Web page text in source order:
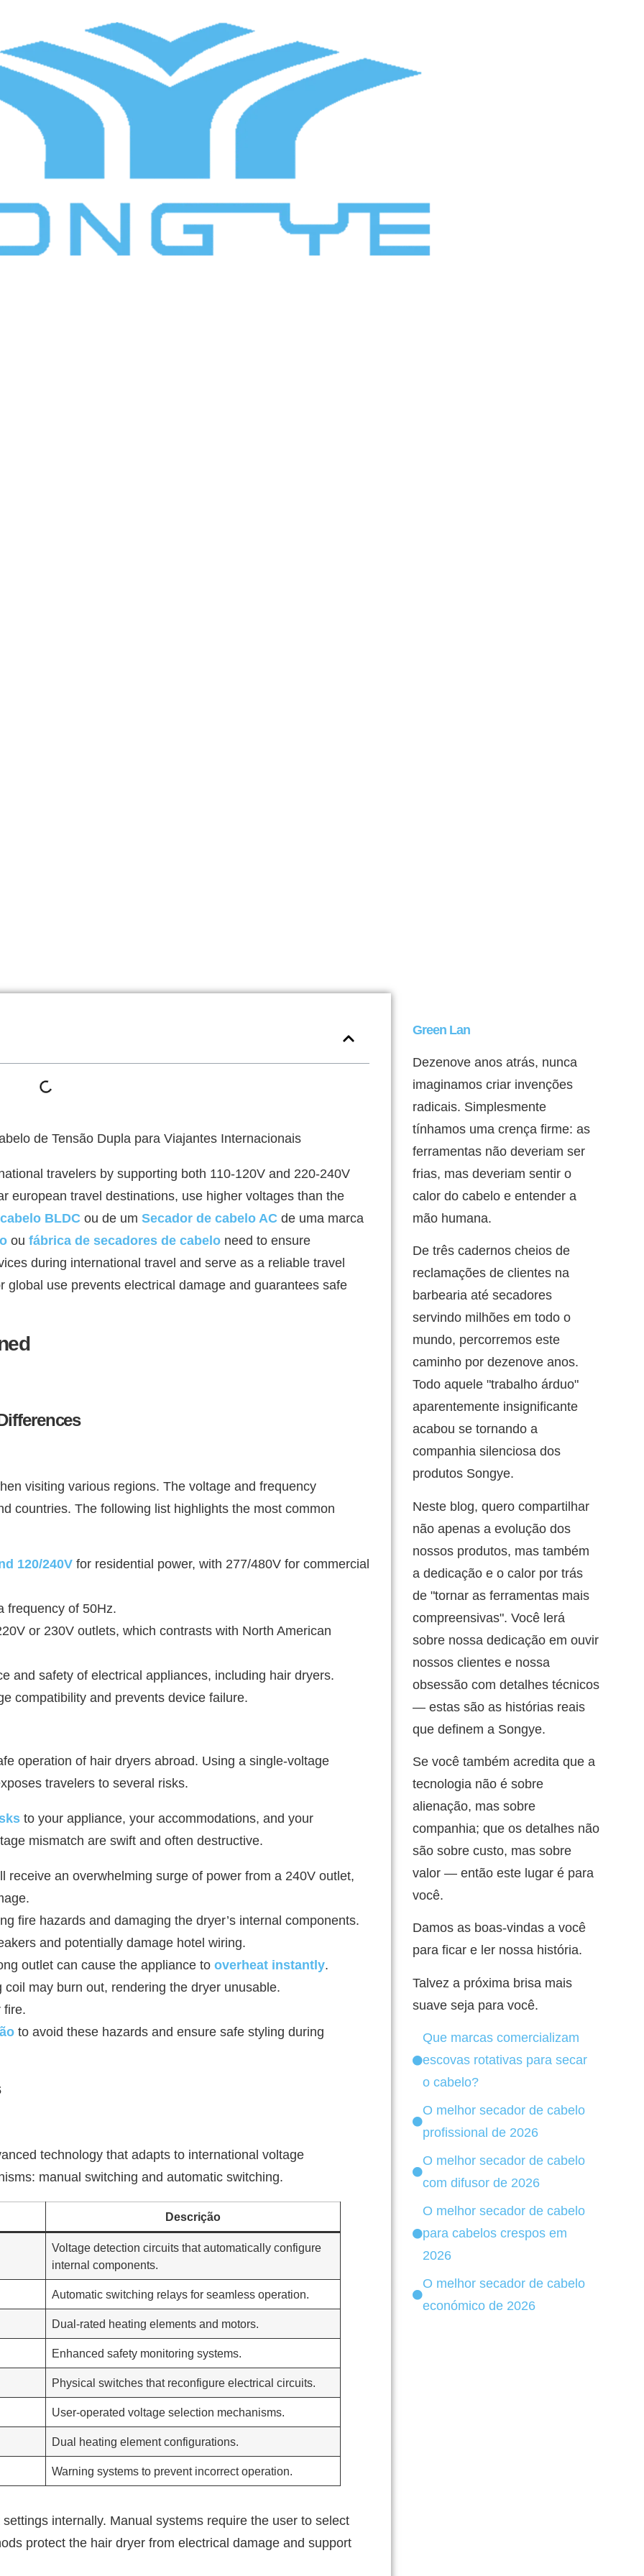
travelers by supporting both 110-120V and 220-240V
european travel destinations, use higher voltages than the
BLDC ou de um Secador de cabelo AC de uma marca
ou fábrica de secadores de cabelo need to ensure
during international travel and serve as a reliable travel
use prevents electrical damage and guarantees safe
visiting various regions. The voltage and frequency
countries. The following list highlights the most common
120/240V for residential power, with 277/480V for commercial
frequency of 50Hz.
or 230V outlets, which contrasts with North American
and safety of electrical appliances, including hair dryers.
compatibility and prevents device failure.
operation of hair dryers abroad. Using a single-voltage
travelers to several risks.
to your appliance, your accommodations, and your
mismatch are swift and often destructive.
receive an overwhelming surge of power from a 240V outlet,
fire hazards and damaging the dryer’s internal components.
and potentially damage hotel wiring.
outlet can cause the appliance to overheat instantly.
may burn out, rendering the dryer unusable.
fire.
to avoid these hazards and ensure safe styling during
technology that adapts to international voltage
manual switching and automatic switching.
Descrição
Voltage detection circuits that automatically configure
internal components.
Automatic switching relays for seamless operation.
Dual-rated heating elements and motors.
Enhanced safety monitoring systems.
Physical switches that reconfigure electrical circuits.
User-operated voltage selection mechanisms.
Dual heating element configurations.
Warning systems to prevent incorrect operation.
internally. Manual systems require the user to select
protect the hair dryer from electrical damage and support
Green Lan
Dezenove anos atrás, nunca
imaginamos criar invenções
radicais. Simplesmente
tínhamos uma crença firme: as
ferramentas não deveriam ser
frias, mas deveriam sentir o
calor do cabelo e entender a
mão humana.
De três cadernos cheios de
reclamações de clientes na
barbearia até secadores
servindo milhões em todo o
mundo, percorremos este
caminho por dezenove anos.
Todo aquele "trabalho árduo"
aparentemente insignificante
acabou se tornando a
companhia silenciosa dos
produtos Songye.
Neste blog, quero compartilhar
não apenas a evolução dos
nossos produtos, mas também
a dedicação e o calor por trás
de "tornar as ferramentas mais
compreensivas". Você lerá
sobre nossa dedicação em ouvir
nossos clientes e nossa
obsessão com detalhes técnicos
— estas são as histórias reais
que definem a Songye.
Se você também acredita que a
tecnologia não é sobre
alienação, mas sobre
companhia; que os detalhes não
são sobre custo, mas sobre
valor — então este lugar é para
você.
Damos as boas-vindas a você
para ficar e ler nossa história.
Talvez a próxima brisa mais
suave seja para você.
Que marcas comercializam
escovas rotativas para secar
o cabelo?
O melhor secador de cabelo
profissional de 2026
O melhor secador de cabelo
com difusor de 2026
O melhor secador de cabelo
para cabelos crespos em
2026
O melhor secador de cabelo
económico de 2026